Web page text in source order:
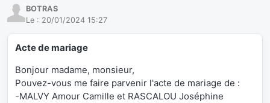
BOTRAS
Le : 20/01/2024 15:27
Acte de mariage
Bonjour madame, monsieur,
Pouvez-vous me faire parvenir l'acte de mariage de :
-MALVY Amour Camille et RASCALOU Joséphine